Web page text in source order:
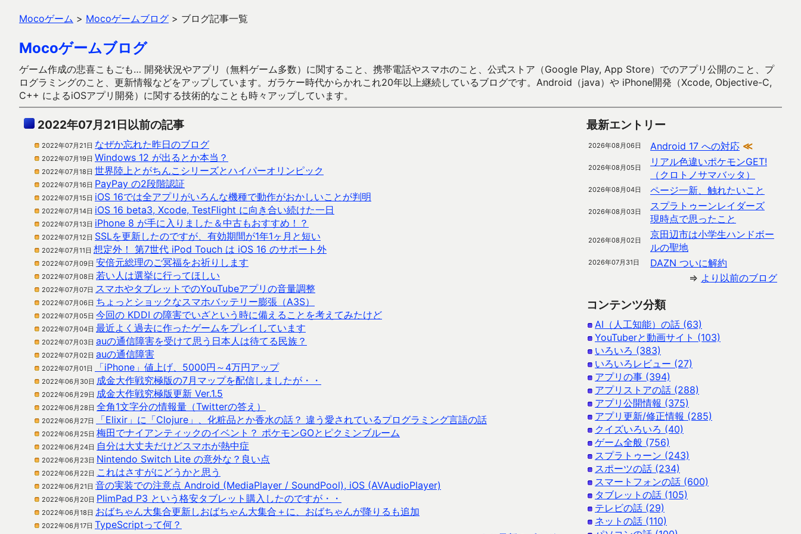
Mocoゲーム > Mocoゲームブログ > ブログ記事一覧
Mocoゲームブログ
ゲーム作成の悲喜こもごも… 開発状況やアプリ（無料ゲーム多数）に関すること、携帯電話やスマホのこと、公式ストア（Google Play, App Store）でのアプリ公開のこと、プ
ログラミングのこと、更新情報などをアップしています。ガラケー時代からかれこれ20年以上継続しているブログです。Android（java）や iPhone開発（Xcode, Objective-C,
C++ によるiOSアプリ開発）に関する技術的なことも時々アップしています。
2022年07月21日以前の記事
2022年07月21日 なぜか忘れた昨日のブログ
2022年07月19日 Windows 12 が出るとか本当？
2022年07月18日 世界陸上とがちんこシリーズとハイパーオリンピック
2022年07月16日 PayPay の2段階認証
2022年07月15日 iOS 16では全アプリがいろんな機種で動作がおかしいことが判明
2022年07月14日 iOS 16 beta3, Xcode, TestFlight に向き合い続けた一日
2022年07月13日 iPhone 8 が手に入りました＆中古もおすすめ！？
2022年07月12日 SSLを更新したのですが、有効期間が1年1ヶ月と短い
2022年07月11日 想定外！ 第7世代 iPod Touch は iOS 16 のサポート外
2022年07月09日 安倍元総理のご冥福をお祈りします
2022年07月08日 若い人は選挙に行ってほしい
2022年07月07日 スマホやタブレットでのYouTubeアプリの音量調整
2022年07月06日 ちょっとショックなスマホバッテリー膨張（A3S）
2022年07月05日 今回の KDDI の障害でいざという時に備えることを考えてみたけど
2022年07月04日 最近よく過去に作ったゲームをプレイしています
2022年07月03日 auの通信障害を受けて思う日本人は待てる民族？
2022年07月02日 auの通信障害
2022年07月01日 「iPhone」値上げ、5000円～4万円アップ
2022年06月30日 成金大作戦究極版の7月マップを配信しましたが・・
2022年06月29日 成金大作戦究極版更新 Ver.1.5
2022年06月28日 全角1文字分の情報量（Twitterの答え）
2022年06月27日 「Elixir」に「Clojure」、化粧品とか香水の話？ 違う愛されているプログラミング言語の話
2022年06月25日 梅田でナイアンティックのイベント？ ポケモンGOとピクミンブルーム
2022年06月24日 自分は大丈夫だけどスマホが熱中症
2022年06月23日 Nintendo Switch Lite の意外な？良い点
2022年06月22日 これはさすがにどうかと思う
2022年06月21日 音の実装での注意点 Android (MediaPlayer / SoundPool), iOS (AVAudioPlayer)
2022年06月20日 PlimPad P3 という格安タブレット購入したのですが・・
2022年06月18日 おばちゃん大集合更新しおばちゃん大集合＋に、おばちゃんが降りるも追加
2022年06月17日 TypeScriptって何？
最新エントリー
2026年08月06日 Android 17 への対応 ≪
2026年08月05日
リアル色違いポケモンGET!
（クロトノサマバッタ）
2026年08月04日 ページ一新、触れたいこと
2026年08月03日
スプラトゥーンレイダーズ
現時点で思ったこと
2026年08月02日
京田辺市は小学生ハンドボー
ルの聖地
2026年07月31日
DAZN ついに解約
⇒ より以前のブログ
コンテンツ分類
AI（人工知能）の話 (63)
YouTuberと動画サイト (103)
いろいろ (383)
いろいろレビュー (27)
アプリの事 (394)
アプリストアの話 (288)
アプリ公開情報 (375)
アプリ更新/修正情報 (285)
クイズいろいろ (40)
ゲーム全般 (756)
スプラトゥーン (243)
スポーツの話 (234)
スマートフォンの話 (600)
タブレットの話 (105)
テレビの話 (29)
ネットの話 (110)